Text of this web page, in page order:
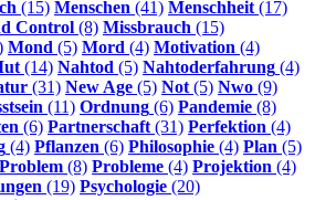
(15) Menschen (41) Menschheit (17)
Control (8) Missbrauch (15)
Mond (5) Mord (4) Motivation (4)
(14) Nahtod (5) Nahtoderfahrung (4)
(31) New Age (5) Not (5) Nwo (9)
(11) Ordnung (6) Pandemie (8)
(6) Partnerschaft (31) Perfektion (4)
(4) Pflanzen (6) Philosophie (4) Plan (5)
Problem (8) Probleme (4) Projektion (4)
(19) Psychologie (20)